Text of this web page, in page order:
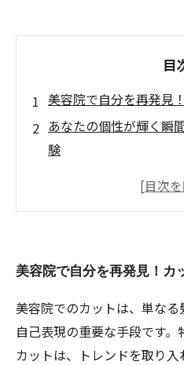
目
美容院で自分を再発見
あなたの個性が輝く瞬
験
カットの力：あなたの
美容院の魔法：カット
美容院で自分を再発見！カ
美容院でのカットは、単なる
自己表現の重要な手段です
カットは、トレンドを取り